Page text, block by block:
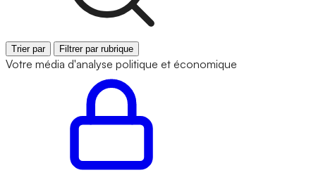
Trier par Filtrer par rubrique
Votre média d'analyse politique et économique